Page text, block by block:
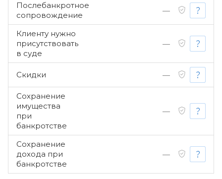
Послебанкротное
сопровождение
—
Клиенту нужно
присутствовать
в суде
—
Скидки —
Сохранение
имущества
при
банкротстве
—
Сохранение
дохода при
банкротстве
—